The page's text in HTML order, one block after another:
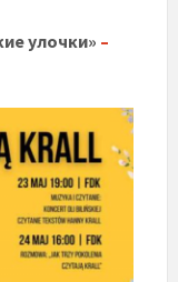
улочки» –